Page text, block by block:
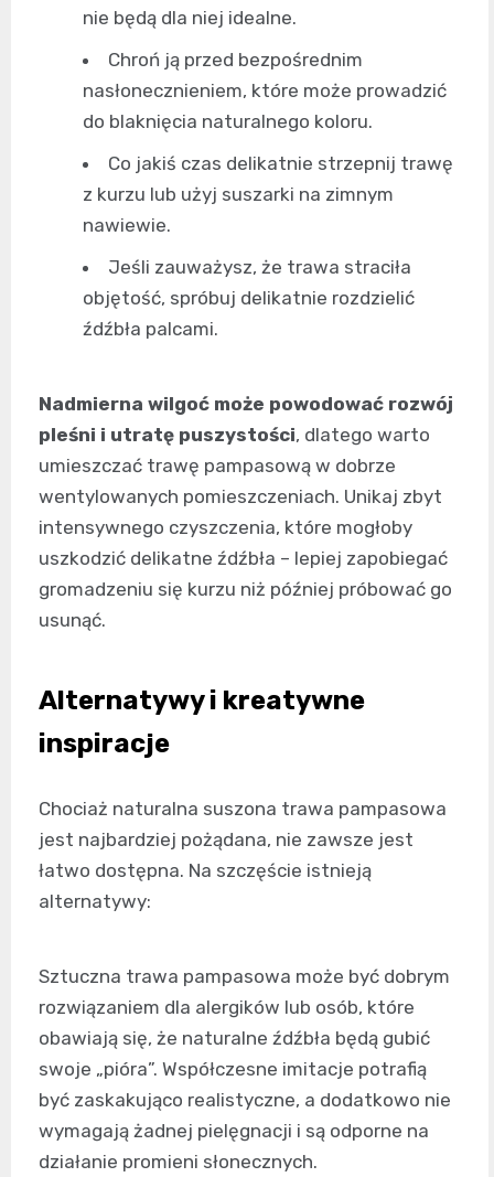
nie będą dla niej idealne.
Chroń ją przed bezpośrednim
nasłonecznieniem, które może prowadzić
do blaknięcia naturalnego koloru.
Co jakiś czas delikatnie strzepnij trawę
z kurzu lub użyj suszarki na zimnym
nawiewie.
Jeśli zauważysz, że trawa straciła
objętość, spróbuj delikatnie rozdzielić
źdźbła palcami.
Nadmierna wilgoć może powodować rozwój
pleśni i utratę puszystości, dlatego warto
umieszczać trawę pampasową w dobrze
wentylowanych pomieszczeniach. Unikaj zbyt
intensywnego czyszczenia, które mogłoby
uszkodzić delikatne źdźbła – lepiej zapobiegać
gromadzeniu się kurzu niż później próbować go
usunąć.
Alternatywy i kreatywne
inspiracje
Chociaż naturalna suszona trawa pampasowa
jest najbardziej pożądana, nie zawsze jest
łatwo dostępna. Na szczęście istnieją
alternatywy:
Sztuczna trawa pampasowa może być dobrym
rozwiązaniem dla alergików lub osób, które
obawiają się, że naturalne źdźbła będą gubić
swoje „pióra”. Współczesne imitacje potrafią
być zaskakująco realistyczne, a dodatkowo nie
wymagają żadnej pielęgnacji i są odporne na
działanie promieni słonecznych.